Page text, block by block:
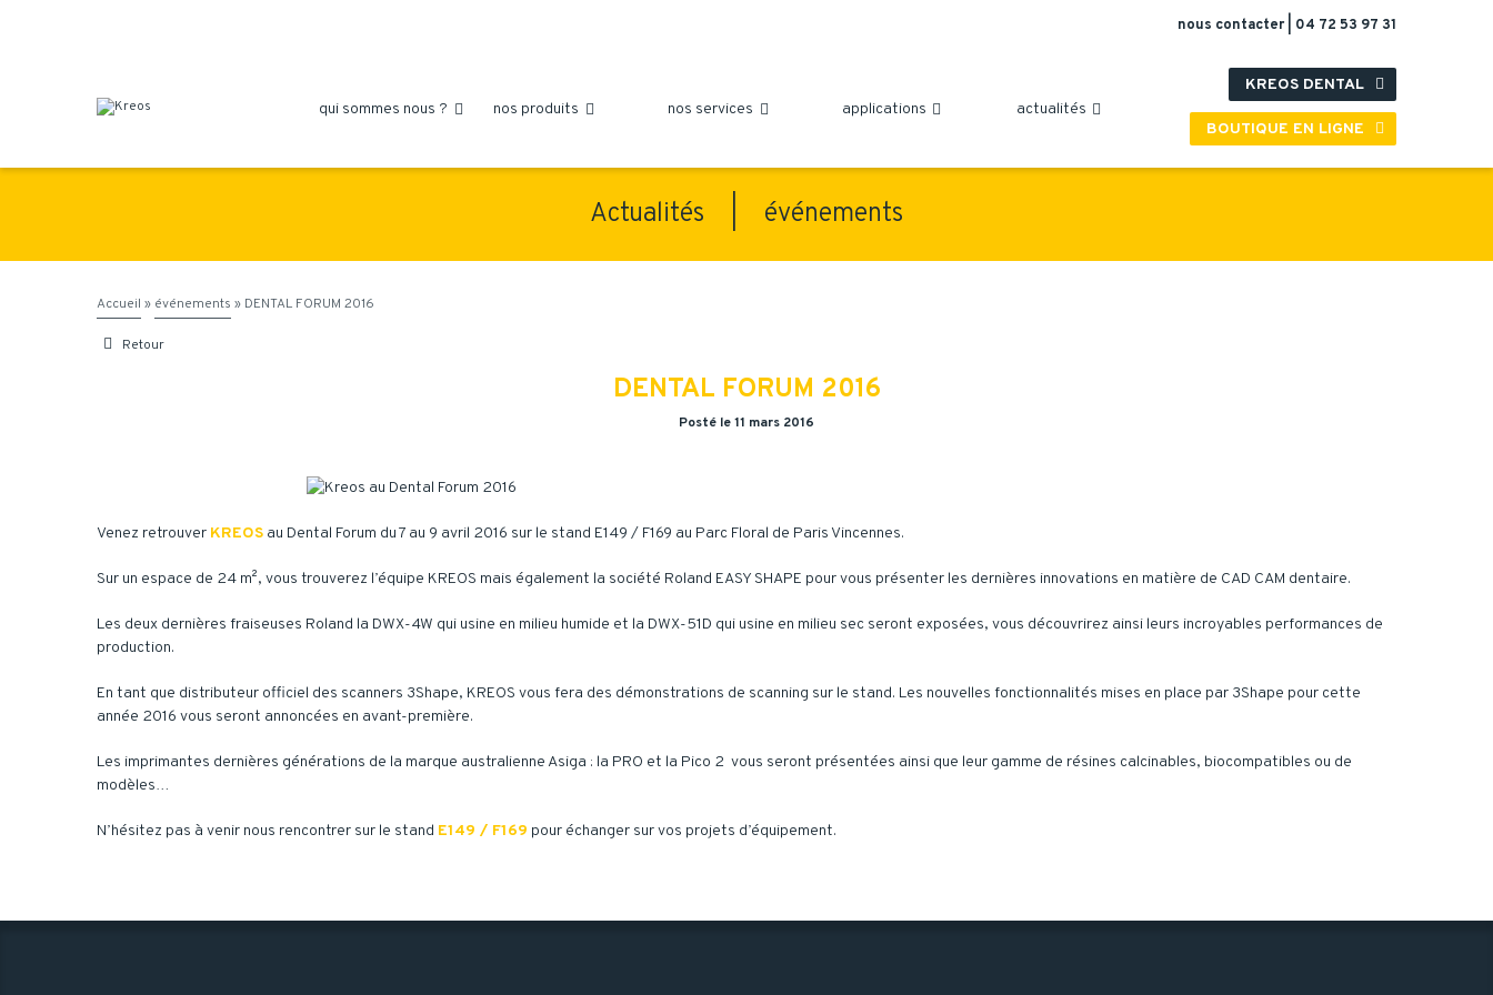
nous contacter 04 72 53 97 31
qui sommes nous ?  nos produits  nos services  applications  actualités 
KREOS DENTAL 
BOUTIQUE EN LIGNE 
Actualités | événements
Accueil » événements » DENTAL FORUM 2016
 Retour
DENTAL FORUM 2016
Posté le 11 mars 2016
Venez retrouver KREOS au Dental Forum du 7 au 9 avril 2016 sur le stand E149 / F169 au Parc Floral de Paris Vincennes.
Sur un espace de 24 m², vous trouverez l’équipe KREOS mais également la société Roland EASY SHAPE pour vous présenter les dernières innovations en matière de CAD CAM dentaire.
Les deux dernières fraiseuses Roland la DWX-4W qui usine en milieu humide et la DWX-51D qui usine en milieu sec seront exposées, vous découvrirez ainsi leurs incroyables performances de
production.
En tant que distributeur officiel des scanners 3Shape, KREOS vous fera des démonstrations de scanning sur le stand. Les nouvelles fonctionnalités mises en place par 3Shape pour cette
année 2016 vous seront annoncées en avant-première.
Les imprimantes dernières générations de la marque australienne Asiga : la PRO et la Pico 2 vous seront présentées ainsi que leur gamme de résines calcinables, biocompatibles ou de
modèles…
N’hésitez pas à venir nous rencontrer sur le stand E149 / F169 pour échanger sur vos projets d’équipement.